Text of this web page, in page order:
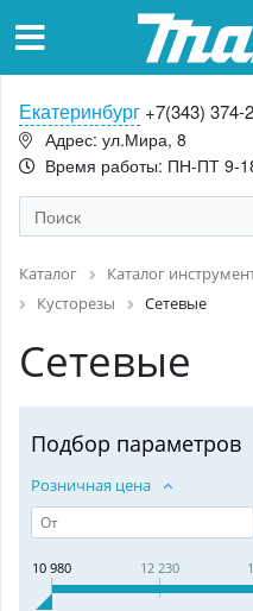
Екатеринбург +7(343) 374-
Адрес: ул.Мира, 8
Время работы: ПН-ПТ 9-
Каталог Каталог
Кусторезы
Сетевые
Сетевые
Подбор параметров
Розничная цена
10 980 12 230